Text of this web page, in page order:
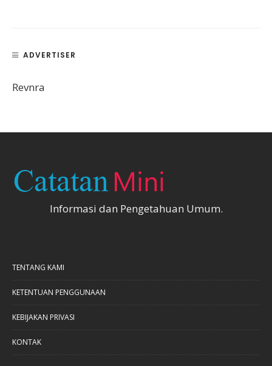
ADVERTISER
Revnra
Informasi dan Pengetahuan Umum.
TENTANG KAMI
KETENTUAN PENGGUNAAN
KEBIJAKAN PRIVASI
KONTAK